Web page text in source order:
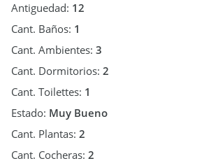
Antiguedad: 12
Cant. Baños: 1
Cant. Ambientes: 3
Cant. Dormitorios: 2
Cant. Toilettes: 1
Estado: Muy Bueno
Cant. Plantas: 2
Cant. Cocheras: 2